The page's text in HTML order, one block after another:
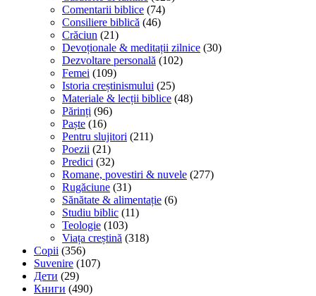
Comentarii biblice (74)
Consiliere biblică (46)
Crăciun (21)
Devoționale & meditații zilnice (30)
Dezvoltare personală (102)
Femei (109)
Istoria creștinismului (25)
Materiale & lecții biblice (48)
Părinți (96)
Paște (16)
Pentru slujitori (211)
Poezii (21)
Predici (32)
Romane, povestiri & nuvele (277)
Rugăciune (31)
Sănătate & alimentație (6)
Studiu biblic (11)
Teologie (103)
Viața creștină (318)
Copii (356)
Suvenire (107)
Дети (29)
Книги (490)